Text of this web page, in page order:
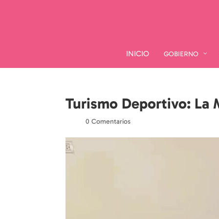
INICIO GOBIERNO
INICIO GOBIERNO
Turismo Deportivo: La
|0 Comentarios